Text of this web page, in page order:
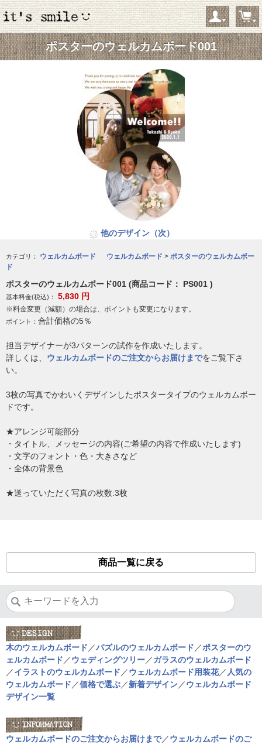
ポスターのウェルカムボード001
他のデザイン（次）
カテゴリ： ウェルカムボード ウェルカムボード > ポスターのウェルカムボー
ド
ポスターのウェルカムボード001 (商品コード： PS001 )
基本料金(税込)： 5,830 円
※料金変更（減額）の場合は、ポイントも変更になります。
ポイント： 合計価格の5％
担当デザイナーが3パターンの試作を作成いたします。
詳しくは、 ウェルカムボードのご注文からお届けまでをご覧下さ
い。
3枚の写真でかわいくデザインしたポスタータイプのウェルカムボー
ドです。
★アレンジ可能部分
・タイトル、メッセージの内容(ご希望の内容で作成いたします)
・文字のフォント・色・大きさなど
・全体の背景色
★送っていただく写真の枚数:3枚
商品一覧に戻る
木のウェルカムボード ／パズルのウェルカムボード ／ポスターのウ
ェルカムボード ／ウェディングツリー／ガラスのウェルカムボード
／イラストのウェルカムボード ／ウェルカムボード用装花／ 人気の
ウェルカムボード ／価格で選ぶ／新着デザイン／ウェルカムボード
デザイン一覧
ウェルカムボードのご注文からお届けまで／ウェルカムボードのご
ようこそ ゲストさん
新規会員登録
当サイトについて お問い合わせ
特定商取引に関する表記 プライバシーポリシー
Copyright © 2005- 2026 it's smile オンラインショップ All rights reserved.